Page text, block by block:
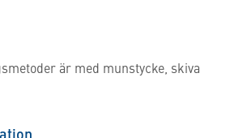
är med munstycke, skiva